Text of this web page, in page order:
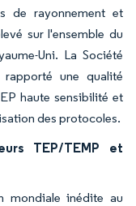
de rayonnement et
sur l'ensemble du
Uni. La Société
une qualité
haute sensibilité et
des protocoles.
TEP/TEMP et
mondiale inédite au